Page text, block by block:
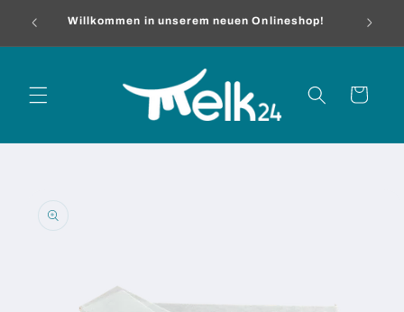
zum
Willkommen in unserem neuen Onlineshop!
Warenkorb